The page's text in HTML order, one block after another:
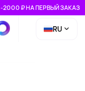
-2000 ₽ НА ПЕРВЫЙ ЗАКАЗ
RU